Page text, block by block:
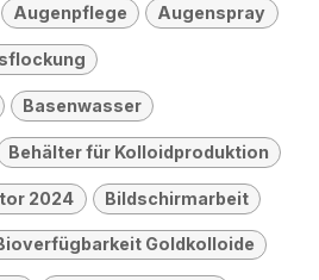
Augenpflege Augenspray
Basenwasser
Behälter für Kolloidproduktion
2024 Bildschirmarbeit
Goldkolloide